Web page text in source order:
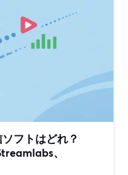
フトはどれ？
、